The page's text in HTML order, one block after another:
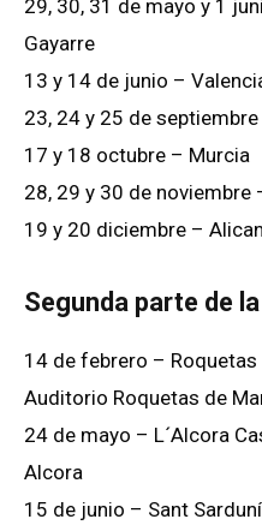
29, 30, 31 de mayo y 1
Gayarre
13 y 14 de junio –
23, 24 y 25 de
17 y 18 octubre – Murcia
28, 29 y 30 de noviembre
19 y 20 diciembre –
Segunda parte de la
14 de febrero –
Auditorio Roquetas de
24 de mayo – L´Alcora
Alcora
15 de junio – Sant